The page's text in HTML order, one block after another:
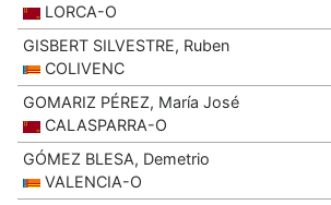
LORCA-O
GISBERT SILVESTRE, Ruben
COLIVENC
GOMARIZ PÉREZ, María José
CALASPARRA-O
GÓMEZ BLESA, Demetrio
VALENCIA-O